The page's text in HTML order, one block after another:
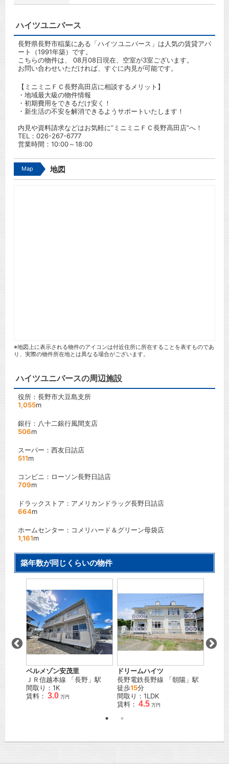
ハイツユニバース
長野県長野市稲葉にある「ハイツユニバース」は人気の賃貸アパ
ート（1991年築）です。
こちらの物件は、 08月08日現在、空室が3室ございます。
お問い合わせいただければ、すぐに内見が可能です。
【ミニミニＦＣ長野高田店に相談するメリット】
・地域最大級の物件情報
・初期費用をできるだけ安く！
・新生活の不安を解消できるようサポートいたします！
内見や資料請求などはお気軽に”ミニミニＦＣ長野高田店”へ！
TEL： 026-267-6777
営業時間：10:00～18:00
Map 地図
※地図上に表示される物件のアイコンは付近住所に所在することを表すものであ
り、実際の物件所在地とは異なる場合がございます。
ハイツユニバースの周辺施設
役所：長野市大豆島支所
1,055m
銀行：八十二銀行風間支店
506m
スーパー：西友日詰店
511m
コンビニ：ローソン長野日詰店
709m
ドラックストア：アメリカンドラッグ長野日詰店
664m
ホームセンター：コメリハード＆グリーン母袋店
1,161m
築年数が同じくらいの物件
ベルメゾン安茂里
ＪＲ信越本線 「長野 」駅
間取り：1K
賃料： 3.0 万円
ドリームハイツ
長野電鉄長野線 「朝陽 」駅
徒歩15分
間取り：1LDK
賃料： 4.5 万円